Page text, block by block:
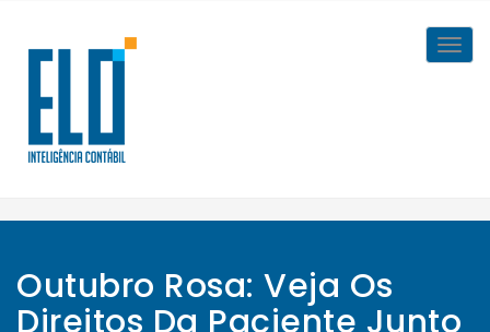
content
Outubro Rosa: Veja Os
Direitos Da Paciente Junto